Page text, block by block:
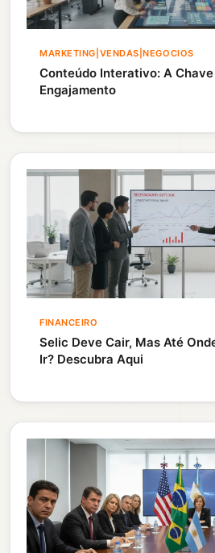
MARKETING|VENDAS|NEGOCIOS
Conteúdo Interativo: A
Engajamento
FINANCEIRO
Selic Deve Cair, Mas Até
Ir? Descubra Aqui